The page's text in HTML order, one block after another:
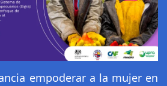
empoderar a la mujer en